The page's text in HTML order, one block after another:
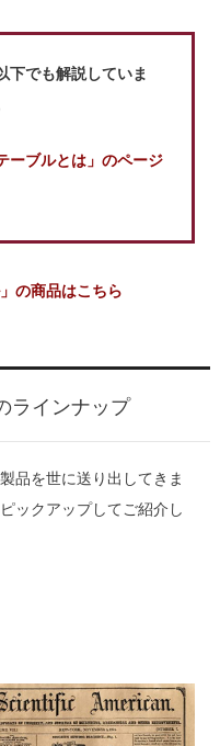
下でも解説していま
ブルとは」のページ
の商品はこちら
ラインナップ
品を世に送り出してきま
ックアップしてご紹介し